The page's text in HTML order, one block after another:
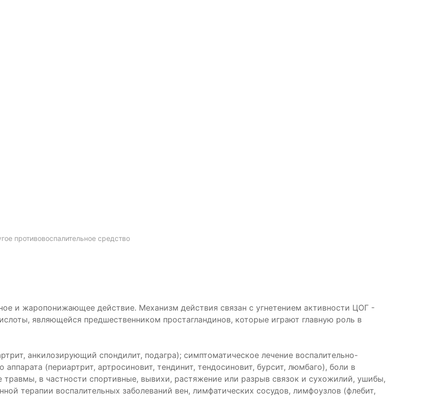
противовоспалительное средство
и жаропонижающее действие. Механизм действия связан с угнетением активности ЦОГ -
являющейся предшественником простагландинов, которые играют главную роль в
анкилозирующий спондилит, подагра); симптоматическое лечение воспалительно-
аппарата (периартрит, артросиновит, тендинит, тендосиновит, бурсит, люмбаго), боли в
травмы, в частности спортивные, вывихи, растяжение или разрыв связок и сухожилий, ушибы,
терапии воспалительных заболеваний вен, лимфатических сосудов, лимфоузлов (флебит,